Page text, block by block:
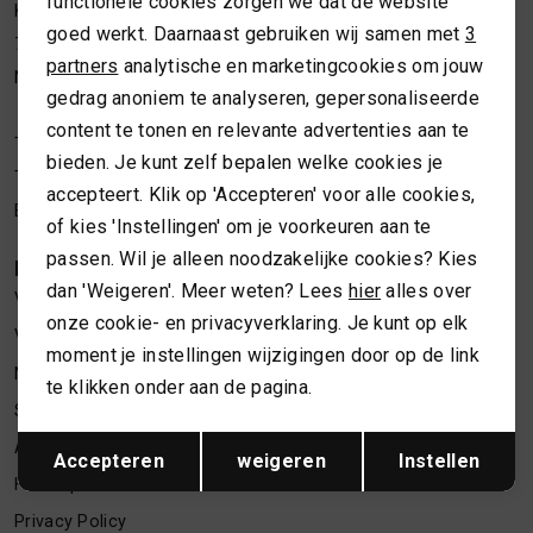
MUTSEN
REGENLAARZEN
ROKKEN
SCHOENEN
SIERADEN
SOKKEN
SOKKEN
T-SHIRTS
TASSEN EN RUGZAKKEN
VESTEN
Kleine Overstraat 36a
7411 JM Deventer
Nederland
Telefoon webshop
Telefoon winkel
06 34373619
E-mailadres
webshop@necessariesbymarlou.nl
KLANTENSERVICE
Vacatures
Verzenden en retourneren
Nieuwsbrief inschrijven
Spaarsysteem
Algemene voorwaarden
Herroepen
Privacy Policy
Analytische cookies
Marketing cookies
Terug Opslaan
goed werkt. Daarnaast gebruiken wij samen met 3
partners analytische en marketingcookies om jouw
gedrag anoniem te analyseren, gepersonaliseerde
content te tonen en relevante advertenties aan te
bieden. Je kunt zelf bepalen welke cookies je
accepteert. Klik op 'Accepteren' voor alle cookies,
of kies 'Instellingen' om je voorkeuren aan te
passen. Wil je alleen noodzakelijke cookies? Kies
dan 'Weigeren'. Meer weten? Lees hier alles over
onze cookie- en privacyverklaring. Je kunt op elk
moment je instellingen wijzigingen door op de link
te klikken onder aan de pagina.
Accepteren weigeren Instellen